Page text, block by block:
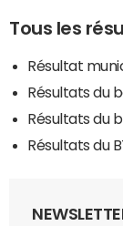
Tous les
Résultat
Résultats du
Résultats du
Résultats du